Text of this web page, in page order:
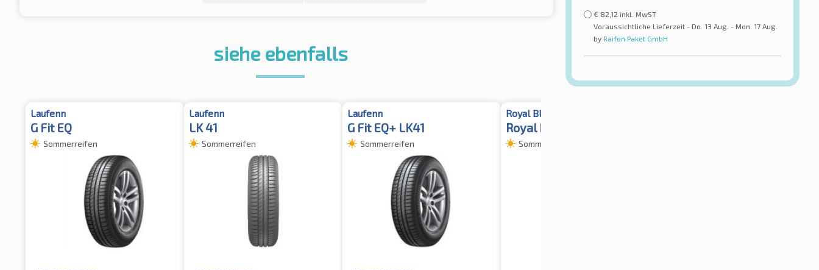
€ 82,12 inkl. MwST
Voraussichtliche Lieferzeit - Do. 13 Aug. - Mon. 17 Aug.
by Raifen Paket GmbH
siehe ebenfalls
Laufenn
G Fit EQ
Sommerreifen
Laufenn
LK 41
Sommerreifen
Laufenn
G Fit EQ+ LK41
Sommerreifen
Royal Black / Kyoto
Royal Mile
Sommerreifen